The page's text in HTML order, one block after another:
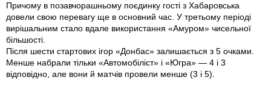
Причому в позавчорашньому поєдинку гості з Хабаровська
довели свою перевагу ще в основний час. У третьому періоді
вирішальним стало вдале використання «Амуром» чисельної
більшості.
Після шести стартових ігор «Донбас» залишається з 5 очками.
Менше набрали тільки «Автомобіліст» і «Югра» — 4 і 3
відповідно, але вони й матчів провели менше (3 і 5).